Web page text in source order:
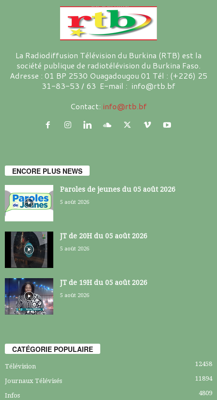
La Radiodiffusion Télévision du Burkina (RTB) est la
société publique de radiotélévision du Burkina Faso.
Adresse : 01 BP 2530 Ouagadougou 01 Tél : (+226) 25
31-83-53 / 63 E-mail : info@rtb.bf
Contact: info@rtb.bf
ENCORE PLUS NEWS
Paroles de jeunes du 05 août 2026
5 août 2026
JT de 20H du 05 août 2026
5 août 2026
JT de 19H du 05 août 2026
5 août 2026
CATÉGORIE POPULAIRE
Télévision 12458
Journaux Télévisés 11894
Infos 4809